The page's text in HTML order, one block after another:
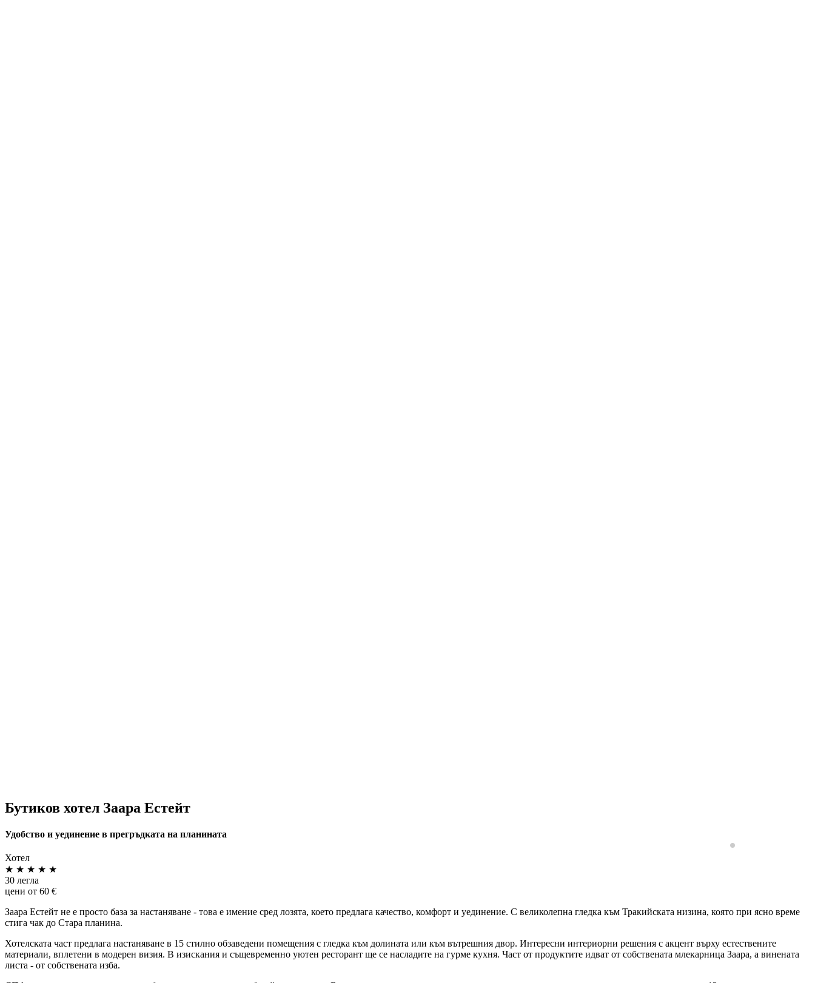
Бутиков хотел Заара Естейт
Удобство и уединение в прегръдката на планината
Хотел
★ ★ ★ ★ ★
30 легла
цени от 60 €
Заара Естейт не е просто база за настаняване - това е имение сред лозята, което предлага качество, комфорт и уединение. С великолепна гледка към Тракийската низина, която при ясно време
стига чак до Стара планина.
Хотелската част предлага настаняване в 15 стилно обзаведени помещения с гледка към долината или към вътрешния двор. Интересни интериорни решения с акцент върху естествените
материали, вплетени в модерен визия. В изискания и същевременно уютен ресторант ще се насладите на гурме кухня. Част от продуктите идват от собствената млекарница Заара, а винената
листа - от собствената изба.